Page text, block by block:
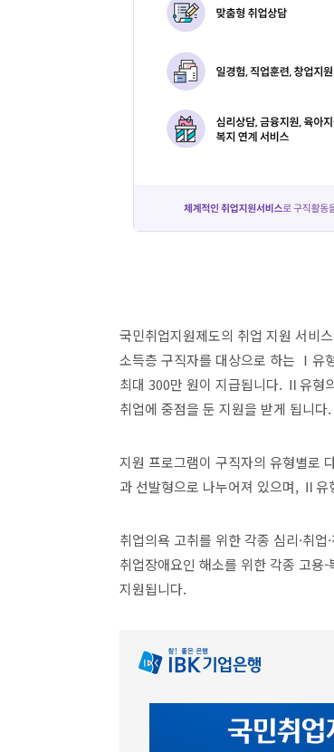
국민취업지원제도의 취업 지원 서비
소득층 구직자를 대상으로 하는 Ⅰ유
최대 300만 원이 지급됩니다. Ⅱ유형
취업에 중점을 둔 지원을 받게 됩니다.
지원 프로그램이 구직자의 유형별로
과 선발형으로 나누어져 있으며, Ⅱ유
취업의욕 고취를 위한 각종 심리·취
취업장애요인 해소를 위한 각종 고
지원됩니다.